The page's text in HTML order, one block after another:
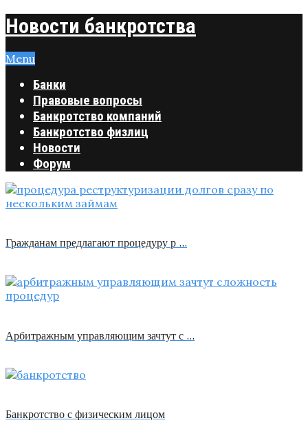
Новости банкротства
Menu
Банки
Правовые вопросы
Банкротство компаний
Банкротство физлиц
Новости
Форум
Гражданам предлагают процедуру р …
Арбитражным управляющим зачтут с …
Банкротство с физическим лицом